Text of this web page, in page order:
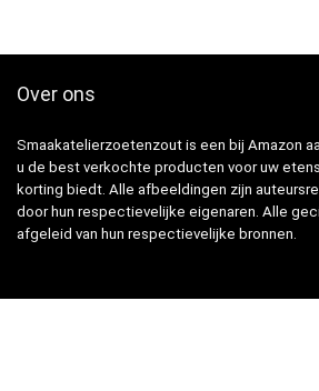
Over ons
Smaakatelierzoetenzout is een bij Amazon
u de best verkochte producten voor uw
korting biedt. Alle afbeeldingen zijn
door hun respectievelijke eigenaren. Alle
afgeleid van hun respectievelijke bronnen.